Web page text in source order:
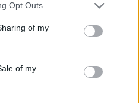
Opt Outs
of my
of my